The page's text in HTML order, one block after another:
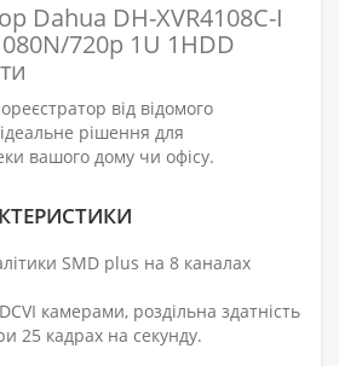
Dahua DH-XVR4108C-I
720p 1U 1HDD
від відомого
рішення для
вашого дому чи офісу.
SMD plus на 8 каналах
камерами, роздільна здатність
25 кадрах на секунду.